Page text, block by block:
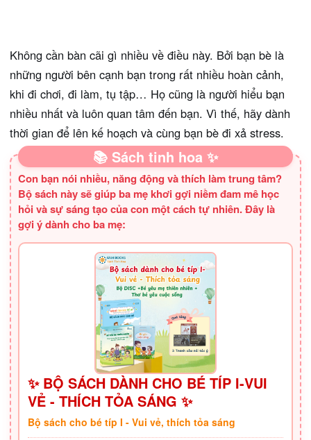
Không cần bàn cãi gì nhiều về điều này. Bởi bạn bè là
những người bên cạnh bạn trong rất nhiều hoàn cảnh,
khi đi chơi, đi làm, tụ tập… Họ cũng là người hiểu bạn
nhiều nhất và luôn quan tâm đến bạn. Vì thế, hãy dành
thời gian để lên kế hoạch và cùng bạn bè đi xả stress.
📚 Sách tinh hoa ✨
Con bạn nói nhiều, năng động và thích làm trung tâm?
Bộ sách này sẽ giúp ba mẹ khơi gợi niềm đam mê học
hỏi và sự sáng tạo của con một cách tự nhiên. Đây là
gợi ý dành cho ba mẹ:
✨ BỘ SÁCH DÀNH CHO BÉ TÍP I-VUI
VẺ - THÍCH TỎA SÁNG ✨
Bộ sách cho bé típ I - Vui vẻ, thích tỏa sáng